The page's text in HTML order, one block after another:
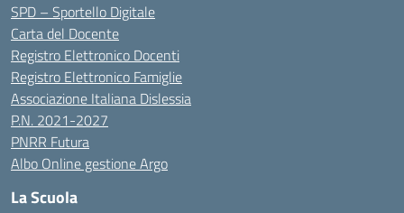
SPD – Sportello Digitale
Carta del Docente
Registro Elettronico Docenti
Registro Elettronico Famiglie
Associazione Italiana Dislessia
P.N. 2021-2027
PNRR Futura
Albo Online gestione Argo
La Scuola